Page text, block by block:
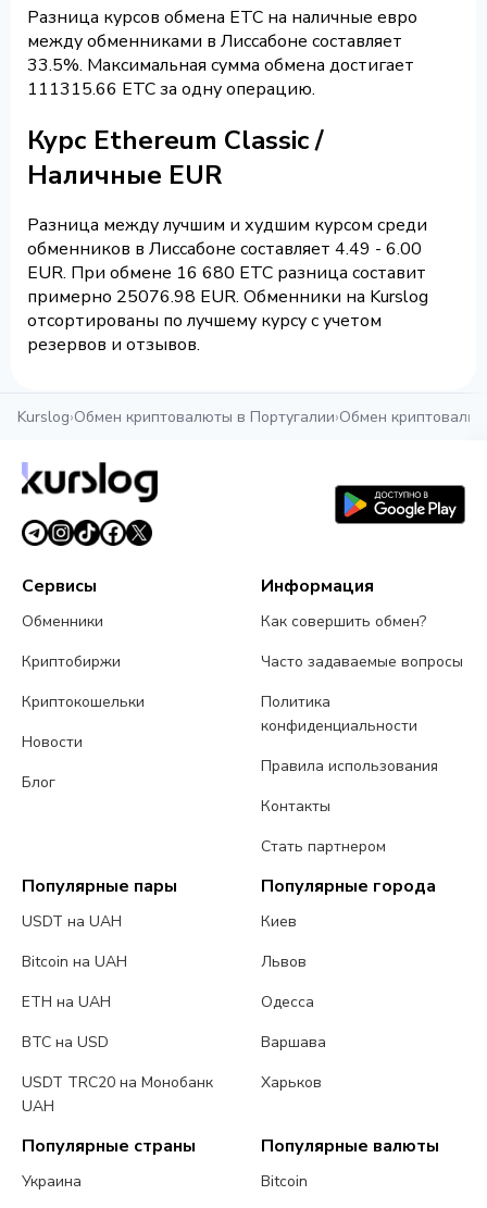
Разница курсов обмена ETC на наличные евро
между обменниками в Лиссабоне составляет
33.5%. Максимальная сумма обмена достигает
111315.66 ETC за одну операцию.
Курс Ethereum Classic /
Наличные EUR
Разница между лучшим и худшим курсом среди
обменников в Лиссабоне составляет 4.49 - 6.00
EUR. При обмене 16 680 ETC разница составит
примерно 25076.98 EUR. Обменники на Kurslog
отсортированы по лучшему курсу с учетом
резервов и отзывов.
Kurslog›Обмен криптовалюты в Португалии›Обмен
Сервисы
Обменники
Криптобиржи
Криптокошельки
Новости
Блог
Информация
Как совершить обмен?
Часто задаваемые вопросы
Политика
конфиденциальности
Правила использования
Контакты
Стать партнером
Популярные пары
USDT на UAH
Bitcoin на UAH
ETH на UAH
BTC на USD
USDT TRC20 на Монобанк
UAH
Популярные города
Киев
Львов
Одесса
Варшава
Харьков
Популярные страны
Украина
Популярные валюты
Bitcoin